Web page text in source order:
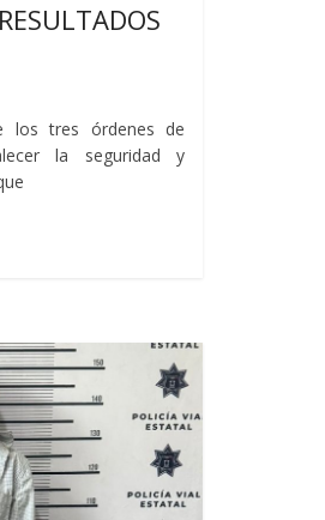
los tres órdenes de
la seguridad y